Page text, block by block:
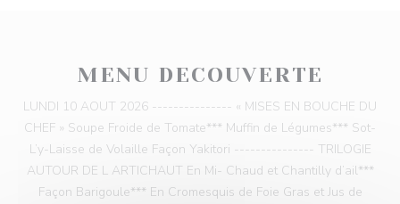
MENU DECOUVERTE
LUNDI 10 AOUT 2026 --------------- « MISES EN BOUCHE DU
CHEF » Soupe Froide de Tomate*** Muffin de Légumes*** Sot-
L’y-Laisse de Volaille Façon Yakitori --------------- TRILOGIE
AUTOUR DE L ARTICHAUT En Mi- Chaud et Chantilly d’ail***
Façon Barigoule*** En Cromesquis de Foie Gras et Jus de